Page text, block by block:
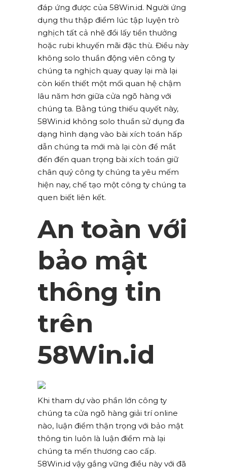
đáp ứng được của 58Win.id. Người ứng
dụng thu thập điểm lúc tập luyện trò
nghịch tất cả nhẽ đổi lấy tiền thưởng
hoặc rubi khuyến mãi đặc thù. Điều này
không solo thuần động viên công ty
chúng ta nghịch quay quay lại mà lại
còn kiến thiết một mối quan hệ chậm
lâu năm hơn giữa cửa ngõ hàng với
chúng ta. Bằng túng thiếu quyết này,
58Win.id không solo thuần sử dụng đa
dạng hình dạng vào bài xích toán hấp
dẫn chúng ta mới mà lại còn để mắt
đến đến quan trọng bài xích toán giữ
chân quý công ty chúng ta yêu mếm
hiện nay, chế tạo một công ty chúng ta
quen biết liên kết.
An toàn với
bảo mật
thông tin
trên
58Win.id
Khi tham dự vào phần lớn công ty
chúng ta cửa ngõ hàng giải trí online
nào, luận điểm thận trọng với bảo mật
thông tin luôn là luận điểm mà lại
chúng ta mến thương cao cấp.
58Win.id vậy gắng vững điều này với đã